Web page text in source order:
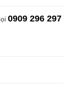
0909 296 297